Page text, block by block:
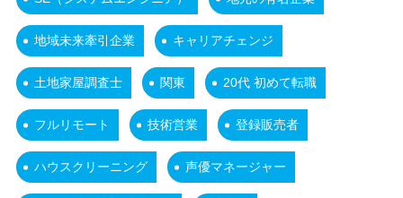
地域未来牽引企業 キャリアチェンジ
土地家屋調査士 関東 20代 初めて転職
フルリモート 技術営業 登録販売者
ハウスクリーニング 声優マネージャー